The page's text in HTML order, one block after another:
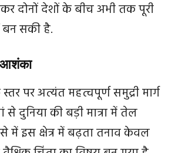
दोनों देशों के बीच अभी तक पूरी
सकी है.
आशंका
स्तर पर अत्यंत महत्वपूर्ण समुद्री मार्ग
से दुनिया की बड़ी मात्रा में तेल
में इस क्षेत्र में बढ़ता तनाव केवल